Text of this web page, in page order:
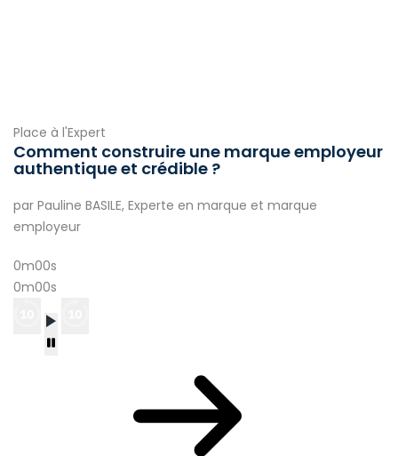
Place à l'Expert
Comment construire une marque employeur
authentique et crédible ?
par Pauline BASILE, Experte en marque et marque
employeur
0m00s
0m00s